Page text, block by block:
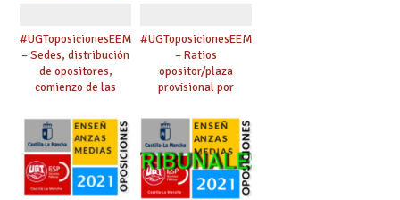
#UGToposicionesEEMMclm2021
– Sedes, distribución
de opositores,
comienzo de las
composición de
tribunales.
#UGToposicionesEEMMclm2021
– Ratios
opositor/plaza
provisional por
(admitidos y
excluidos provisional)